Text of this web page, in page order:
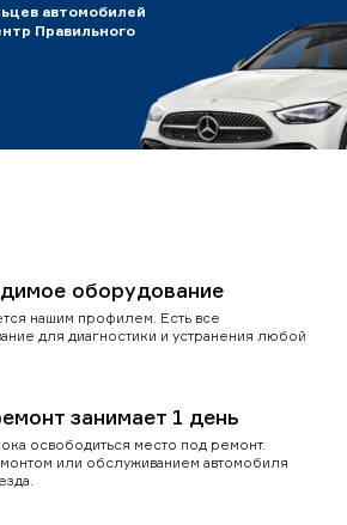
автомобилей
Правильного
оборудование
нашим профилем. Есть все
для диагностики и устранения любой
занимает 1 день
освободиться место под ремонт.
или обслуживанием автомобиля